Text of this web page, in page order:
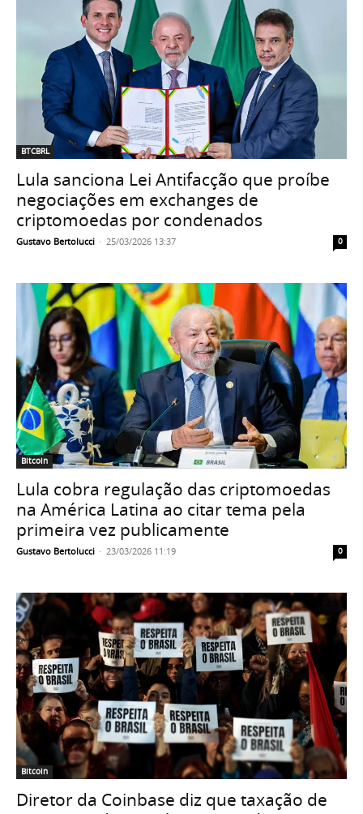
BTCBRL
Lula sanciona Lei Antifacção que proíbe
negociações em exchanges de
criptomoedas por condenados
Gustavo Bertolucci - 25/03/2026 13:37 0
Bitcoin
Lula cobra regulação das criptomoedas
na América Latina ao citar tema pela
primeira vez publicamente
Gustavo Bertolucci - 23/03/2026 11:19 0
Bitcoin
Diretor da Coinbase diz que taxação de